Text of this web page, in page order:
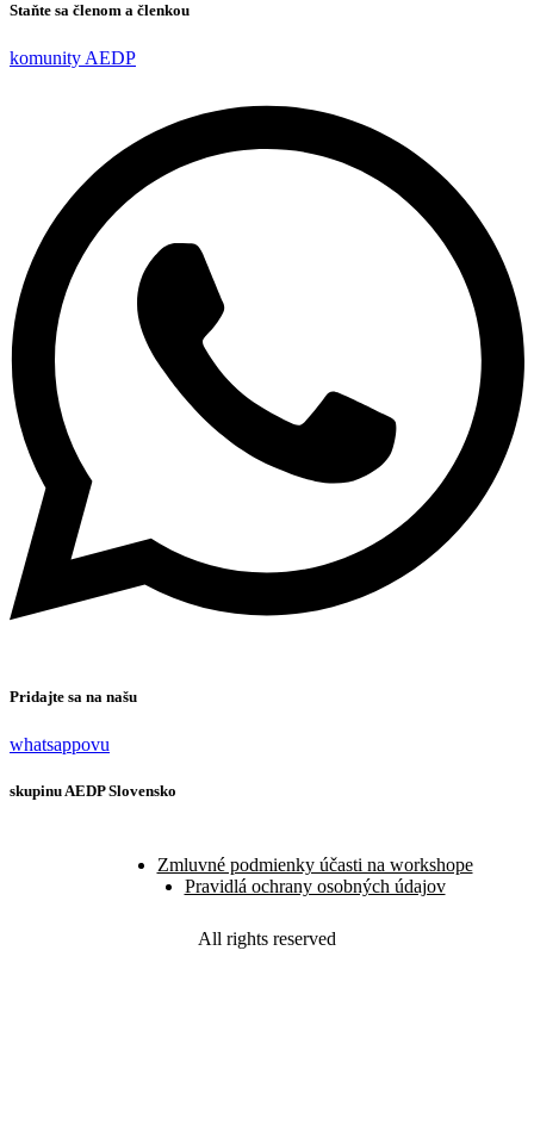
Staňte sa členom a členkou
komunity AEDP
Pridajte sa na našu
whatsappovu
skupinu AEDP Slovensko
Zmluvné podmienky účasti na workshope
Pravidlá ochrany osobných údajov
All rights reserved